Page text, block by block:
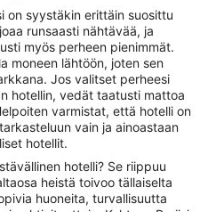
on syystäkin erittäin suosittu
runsaasti nähtävää, ja
myös perheen pienimmät.
moneen lähtöön, joten sen
Jos valitset perheesi
hotellin, vedät taatusti mattoa
varmistat, että hotelli on
vain ja ainoastaan
hotellit.
hotelli? Se riippuu
heistä toivoo tällaiselta
huoneita, turvallisuutta